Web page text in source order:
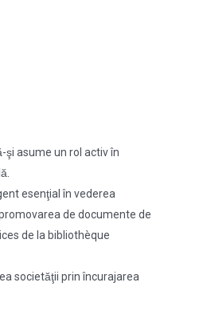
asume un rol activ în
esenţial în vederea
de documente de
de la bibliothèque
societăţii prin încurajarea